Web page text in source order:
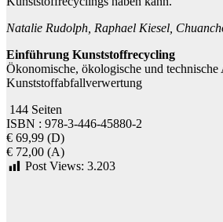
Natalie Rudolph, Raphael Kiesel,
Einführung Kunststoffrecycling
Ökonomische, ökologische und technische
Kunststoffabfallverwertung
144 Seiten
ISBN : 978-3-446-45880-2
€ 69,99 (D)
€ 72,00 (A)
Post Views: 3.203